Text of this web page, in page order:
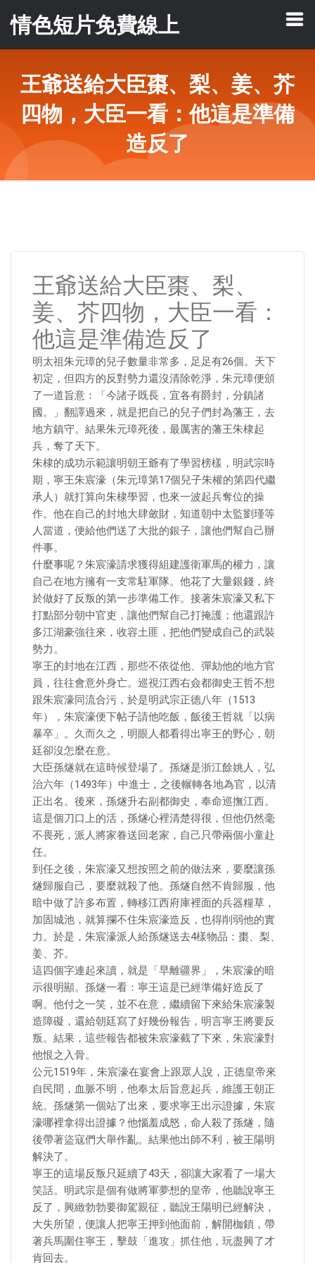
情色短片免費線上
王爺送給大臣棗、梨、姜、芥
四物，大臣一看：他這是準備
造反了
王爺送給大臣棗、梨、
姜、芥四物，大臣一看：
他這是準備造反了
明太祖朱元璋的兒子數量非常多，足足有26個。天下
初定，但四方的反對勢力還沒清除乾淨，朱元璋便頒
了一道旨意：「今諸子既長，宜各有爵封，分鎮諸
國。」翻譯過來，就是把自己的兒子們封為藩王，去
地方鎮守。結果朱元璋死後，最厲害的藩王朱棣起
兵，奪了天下。
朱棣的成功示範讓明朝王爺有了學習榜樣，明武宗時
期，寧王朱宸濠（朱元璋第17個兒子朱權的第四代繼
承人）就打算向朱棣學習，也來一波起兵奪位的操
作。他在自己的封地大肆斂財，知道朝中太監劉瑾等
人當道，便給他們送了大批的銀子，讓他們幫自己辦
件事。
什麼事呢？朱宸濠請求獲得組建護衛軍馬的權力，讓
自己在地方擁有一支常駐軍隊。他花了大量銀錢，終
於做好了反叛的第一步準備工作。接著朱宸濠又私下
打點部分朝中官吏，讓他們幫自己打掩護；他還跟許
多江湖豪強往來，收容土匪，把他們變成自己的武裝
勢力。
寧王的封地在江西，那些不依從他、彈劾他的地方官
員，往往會意外身亡。巡視江西右僉都御史王哲不想
跟朱宸濠同流合污，於是明武宗正德八年（1513
年），朱宸濠便下帖子請他吃飯，飯後王哲就「以病
暴卒」。久而久之，明眼人都看得出寧王的野心，朝
廷卻沒怎麼在意。
大臣孫燧就在這時候登場了。孫燧是浙江餘姚人，弘
治六年（1493年）中進士，之後輾轉各地為官，以清
正出名。後來，孫燧升右副都御史，奉命巡撫江西。
這是個刀口上的活，孫燧心裡清楚得很，但他仍然毫
不畏死，派人將家眷送回老家，自己只帶兩個小童赴
任。
到任之後，朱宸濠又想按照之前的做法來，要麼讓孫
燧歸服自己，要麼就殺了他。孫燧自然不肯歸服，他
暗中做了許多布置，轉移江西府庫裡面的兵器糧草，
加固城池，就算攔不住朱宸濠造反，也得削弱他的實
力。於是，朱宸濠派人給孫燧送去4樣物品：棗、梨、
姜、芥。
這四個字連起來讀，就是「早離疆界」，朱宸濠的暗
示很明顯。孫燧一看：寧王這是已經準備好造反了
啊。他付之一笑，並不在意，繼續留下來給朱宸濠製
造障礙，還給朝廷寫了好幾份報告，明言寧王將要反
叛。結果，這些報告都被朱宸濠截了下來，朱宸濠對
他恨之入骨。
公元1519年，朱宸濠在宴會上跟眾人說，正德皇帝來
自民間，血脈不明，他奉太后旨意起兵，維護王朝正
統。孫燧第一個站了出來，要求寧王出示證據，朱宸
濠哪裡拿得出證據？他惱羞成怒，命人殺了孫燧，隨
後帶著盜寇們大舉作亂。結果他出師不利，被王陽明
解決了。
寧王的這場反叛只延續了43天，卻讓大家看了一場大
笑話。明武宗是個有做將軍夢想的皇帝，他聽說寧王
反了，興緻勃勃要御駕親征，聽說王陽明已經解決，
大失所望，便讓人把寧王押到他面前，解開枷鎖，帶
著兵馬圍住寧王，擊鼓「進攻」抓住他，玩盡興了才
肯回去。